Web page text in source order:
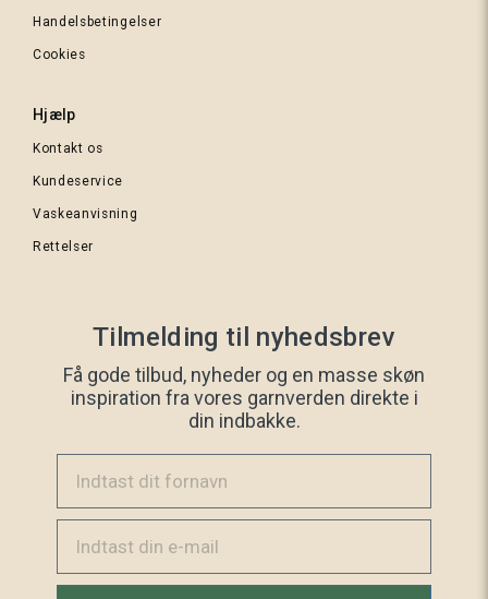
Lyseblå
Mørk
Handelsbetingelser
Cookies
Hjælp
Kontakt os
Kundeservice
Vaskeanvisning
Rettelser
Tilmelding til nyhedsbrev
Få gode tilbud, nyheder og en masse skøn
inspiration fra vores garnverden direkte i
din indbakke.